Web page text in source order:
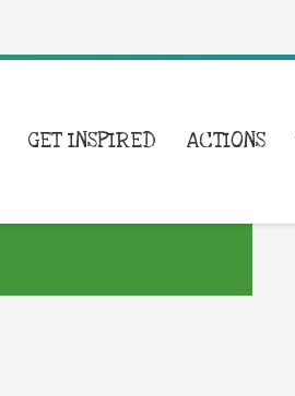
GET INSPIRED ACTIONS